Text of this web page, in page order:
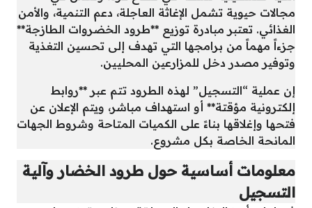
مجالات حيوية تشمل الإغاثة العاجلة، دعم التنمية، والأمن
الغذائي. تعتبر مبادرة توزيع **طرود الخضروات الطازجة**
جزءاً مهماً من برامجها التي تهدف إلى تحسين التغذية
وتوفير مصدر دخل للمزارعين المحليين.
إن عملية “التسجيل” لهذه الطرود تتم عبر **روابط
إلكترونية مؤقتة** أو استهداف مباشر، ويتم الإعلان عن
فتحها وإغلاقها بناءً على الكميات المتاحة وشروط الجهات
المانحة الخاصة بكل مشروع.
معلومات أساسية حول طرود الخضار وآلية
التسجيل